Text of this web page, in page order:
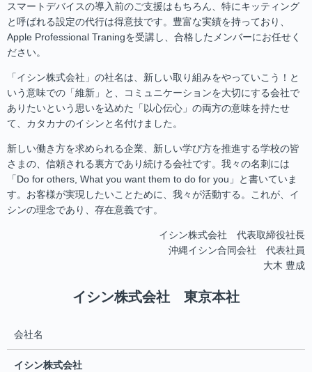
スマートデバイスの導入前のご支援はもちろん、特にキッティング
と呼ばれる設定の代行は得意技です。豊富な実績を持っており、
Apple Professional Traningを受講し、合格したメンバーにお任せく
ださい。
「イシン株式会社」の社名は、新しい取り組みをやっていこう！と
いう意味での「維新」と、コミュニケーションを大切にする会社で
ありたいという思いを込めた「以心伝心」の両方の意味を持たせ
て、カタカナのイシンと名付けました。
新しい働き方を求められる企業、新しい学び方を推進する学校の皆
さまの、信頼される裏方であり続ける会社です。我々の名刺には
「Do for others, What you want them to do for you」と書いていま
す。お客様が実現したいことために、我々が活動する。これが、イ
シンの理念であり、存在意義です。
イシン株式会社 代表取締役社長
沖縄イシン合同会社 代表社員
大木 豊成
イシン株式会社 東京本社
会社名
イシン株式会社